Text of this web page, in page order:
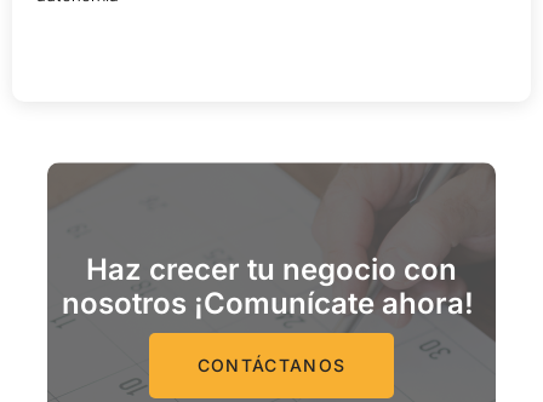
Haz crecer tu negocio con
nosotros ¡Comunícate ahora!
CONTÁCTANOS